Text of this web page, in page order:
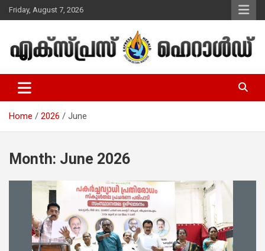
Skip
to
Friday, August 7, 2026
Express Herald – Malayalam
Christian News
Home 2026 June
Month: June 2026